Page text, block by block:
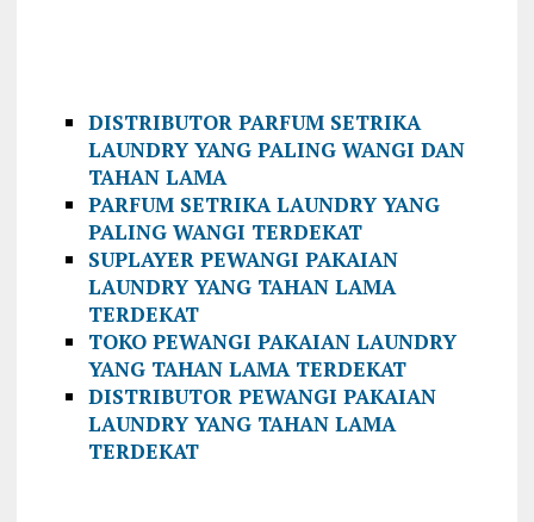
DISTRIBUTOR PARFUM SETRIKA
LAUNDRY YANG PALING WANGI DAN
TAHAN LAMA
PARFUM SETRIKA LAUNDRY YANG
PALING WANGI TERDEKAT
SUPLAYER PEWANGI PAKAIAN
LAUNDRY YANG TAHAN LAMA
TERDEKAT
TOKO PEWANGI PAKAIAN LAUNDRY
YANG TAHAN LAMA TERDEKAT
DISTRIBUTOR PEWANGI PAKAIAN
LAUNDRY YANG TAHAN LAMA
TERDEKAT